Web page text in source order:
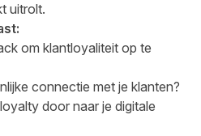
uitrolt.
om klantloyaliteit op te
connectie met je klanten?
door naar je digitale